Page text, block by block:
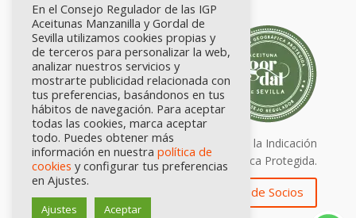
Calidad certificada por Origen. Sellos de la Indicación
Geográfica Protegida.
Zona de Socios
En el Consejo Regulador de las IGP
Aceitunas Manzanilla y Gordal de
Sevilla utilizamos cookies propias y
de terceros para personalizar la web,
analizar nuestros servicios y
mostrarte publicidad relacionada con
tus preferencias, basándonos en tus
hábitos de navegación. Para aceptar
todas las cookies, marca aceptar
todo. Puedes obtener más
información en nuestra política de
cookies y configurar tus preferencias
en Ajustes.
Ajustes Aceptar